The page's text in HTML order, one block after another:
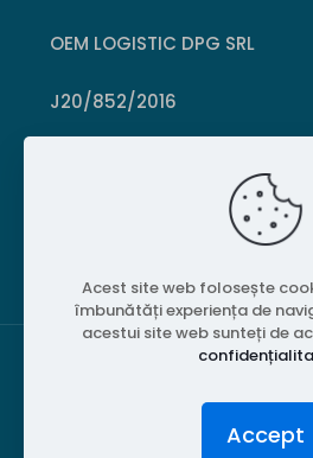
OEM LOGISTIC DPG SRL
J20/852/2016
Crișcior, Hunedoara
Website realizat de
Acest site web folosește
îmbunătăți experiența de
acestui site web sunteți de
Accept